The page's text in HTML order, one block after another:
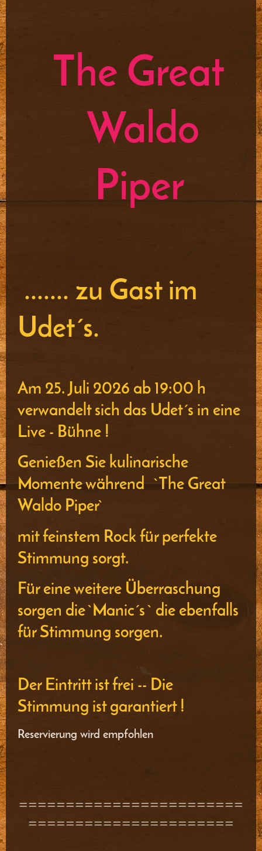
The Great
Waldo
Piper
....... zu Gast im
Udet´s.
Am 25. Juli 2026 ab 19:00 h
verwandelt sich das Udet´s in eine
Live - Bühne !
Genießen Sie kulinarische
Momente während `The Great
Waldo Piper`
mit feinstem Rock für perfekte
Stimmung sorgt.
Für eine weitere Überraschung
sorgen die `Manic´s ` die ebenfalls
für Stimmung sorgen.
Der Eintritt ist frei -- Die
Stimmung ist garantiert !
Reservierung wird empfohlen
========================
======================